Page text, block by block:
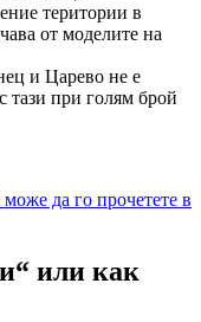
територии в
от моделите на
и Царево не е
тази при голям брой
може да го прочетете в
или как